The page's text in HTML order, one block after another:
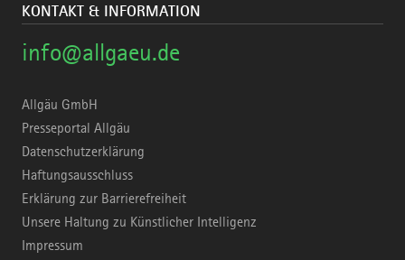
KONTAKT & INFORMATION
info@allgaeu.de
Allgäu GmbH
Presseportal Allgäu
Datenschutzerklärung
Haftungsausschluss
Erklärung zur Barrierefreiheit
Unsere Haltung zu Künstlicher Intelligenz
Impressum